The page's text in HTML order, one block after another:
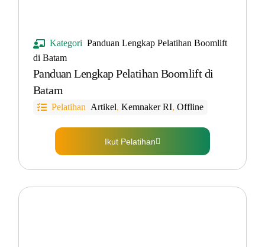
Kategori Panduan Lengkap Pelatihan Boomlift
di Batam
Panduan Lengkap Pelatihan Boomlift di
Batam
Pelatihan Artikel, Kemnaker RI, Offline
Ikut Pelatihan